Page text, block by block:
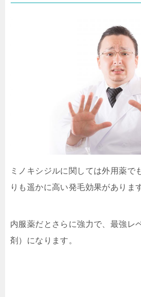
ミノキシジルに関しては外用薬で
りも遥かに高い発毛効果がありま
内服薬だとさらに強力で、最強レ
剤）になります。